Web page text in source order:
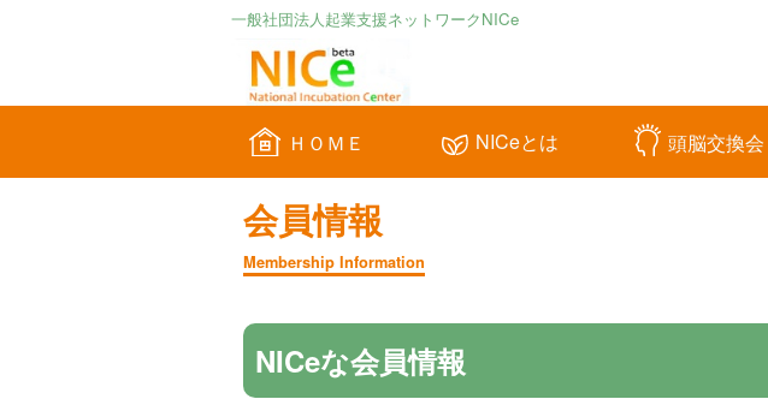
一般社団法人起業支援ネットワークNICe
ＨＯＭＥ NICeとは 頭脳交換会
会員情報
Membership Information
NICeな会員情報